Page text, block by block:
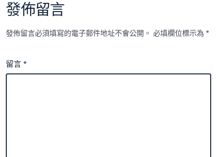
發佈留言
發佈留言必須填寫的電子郵件地址不會公開。 必填欄位標示為*
留言*